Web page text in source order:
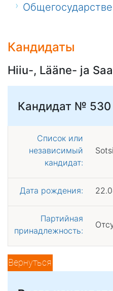
Кандидаты
Hiiu-, Lääne- ja
Кандидат № 530
Список или
независимый
кандидат:
Дата рождения:
Партийная
принадлежность:
Вернуться